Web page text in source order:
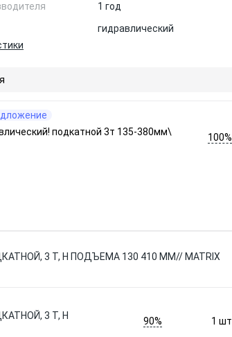
1 год
гидравлический
подкатной 3т 135-380мм\
100%
3 Т, H ПОДЪЕМА 130 410 ММ// MATRIX
3 Т, H
90% 1шт.